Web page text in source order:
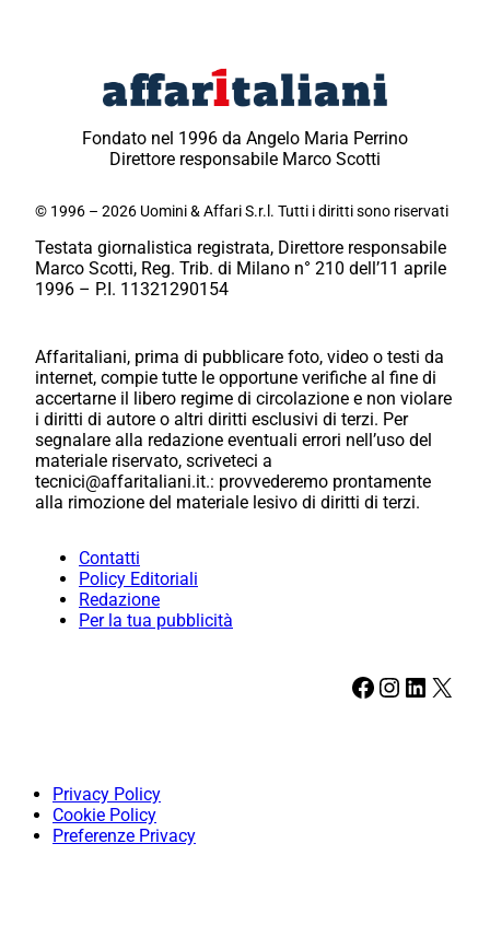
Fondato nel 1996 da Angelo Maria Perrino
Direttore responsabile Marco Scotti
© 1996 – 2026 Uomini & Affari S.r.l. Tutti i diritti sono riservati
Testata giornalistica registrata, Direttore responsabile
Marco Scotti, Reg. Trib. di Milano n° 210 dell’11 aprile
1996 – P.I. 11321290154
Affaritaliani, prima di pubblicare foto, video o testi da
internet, compie tutte le opportune verifiche al fine di
accertarne il libero regime di circolazione e non violare
i diritti di autore o altri diritti esclusivi di terzi. Per
segnalare alla redazione eventuali errori nell’uso del
materiale riservato, scriveteci a
tecnici@affaritaliani.it.: provvederemo prontamente
alla rimozione del materiale lesivo di diritti di terzi.
Contatti
Policy Editoriali
Redazione
Per la tua pubblicità
Facebook Instagram LinkedIn X
Privacy Policy
Cookie Policy
Preferenze Privacy